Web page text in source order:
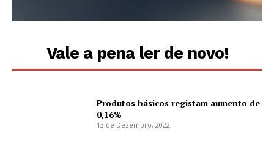
Vale a pena ler de novo!
Produtos básicos registam aumento de
0,16%
13 de Dezembro, 2022